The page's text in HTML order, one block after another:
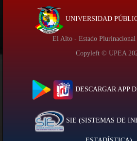
UNIVERSIDAD
El Alto - Estado
Copyleft © UPEA
DESCARGAR APP
SIE (SISTEMAS DE